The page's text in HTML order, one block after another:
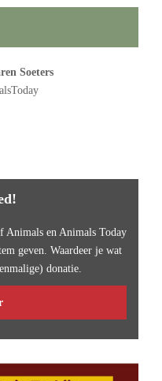
Soeters
Animals en Animals Today
geven. Waardeer je wat
donatie.